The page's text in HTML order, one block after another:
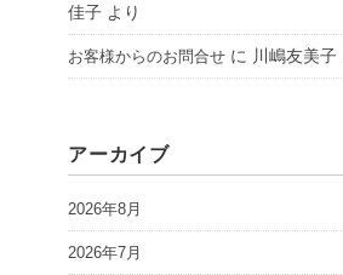
佳子 より
お客様からのお問合せ に 川嶋友美子
アーカイブ
2026年8月
2026年7月